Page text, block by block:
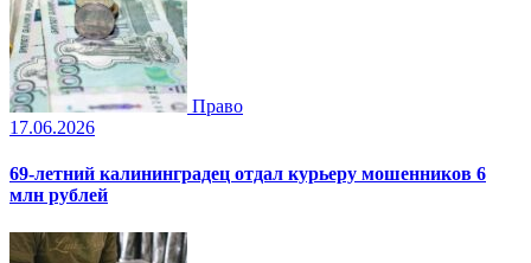
Право
17.06.2026
69-летний калининградец отдал курьеру мошенников 6
млн рублей